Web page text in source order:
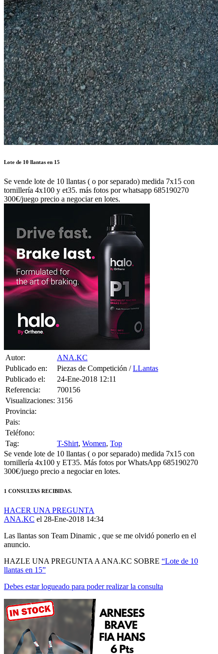
Lote de 10 llantas en 15
Se vende lote de 10 llantas ( o por separado) medida 7x15 con
tornillería 4x100 y et35. más fotos por whatsapp 685190270
300€/juego precio a negociar en lotes.
Autor:
ANA.KC
Publicado en:
Piezas de Competición /LLantas
Publicado el:
24-Ene-2018 12:11
Referencia:
700156
Visualizaciones: 3156
Provincia:
Pais:
Teléfono:
Tag:
T-Shirt, Women, Top
Se vende lote de 10 llantas ( o por separado) medida 7x15 con
tornillería 4x100 y ET35. Más fotos por WhatsApp 685190270
300€/juego precio a negociar en lotes.
1 CONSULTAS RECIBIDAS.
HACER UNA PREGUNTA
ANA.KC el 28-Ene-2018 14:34
Las llantas son Team Dinamic , que se me olvidó ponerlo en el
anuncio.
HAZLE UNA PREGUNTA A ANA.KC SOBRE “Lote de 10
llantas en 15”
Debes estar logueado para poder realizar la consulta